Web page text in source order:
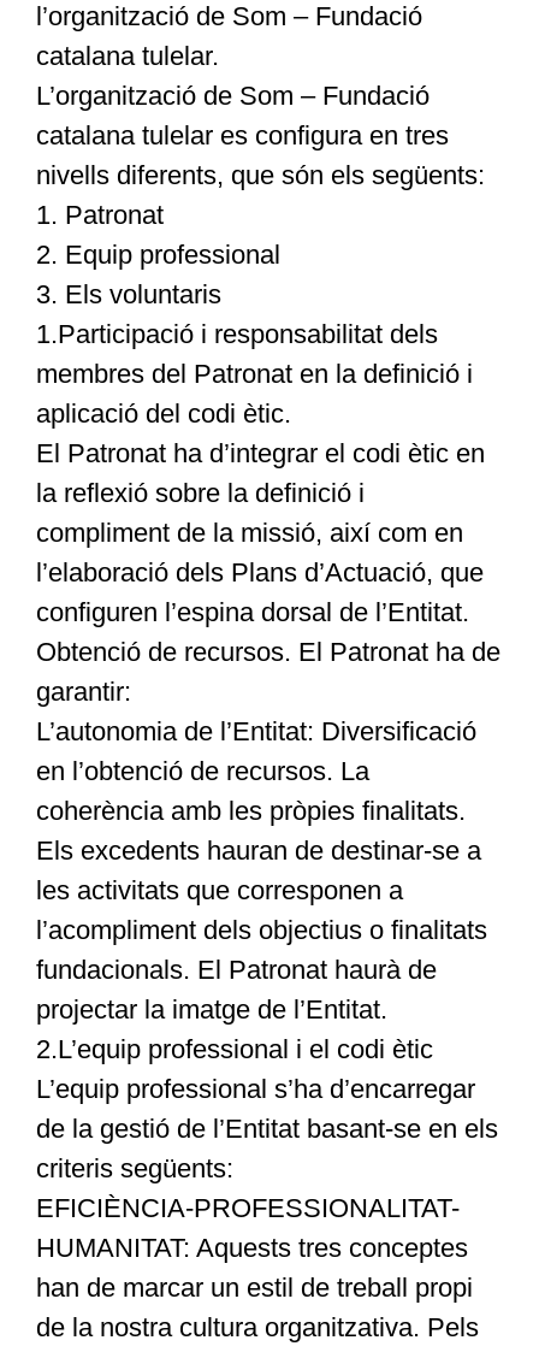
l’organització de Som – Fundació
catalana tulelar.
L’organització de Som – Fundació
catalana tulelar es configura en tres
nivells diferents, que són els següents:
1. Patronat
2. Equip professional
3. Els voluntaris
1.Participació i responsabilitat dels
membres del Patronat en la definició i
aplicació del codi ètic.
El Patronat ha d’integrar el codi ètic en
la reflexió sobre la definició i
compliment de la missió, així com en
l’elaboració dels Plans d’Actuació, que
configuren l’espina dorsal de l’Entitat.
Obtenció de recursos. El Patronat ha de
garantir:
L’autonomia de l’Entitat: Diversificació
en l’obtenció de recursos. La
coherència amb les pròpies finalitats.
Els excedents hauran de destinar-se a
les activitats que corresponen a
l’acompliment dels objectius o finalitats
fundacionals. El Patronat haurà de
projectar la imatge de l’Entitat.
2.L’equip professional i el codi ètic
L’equip professional s’ha d’encarregar
de la gestió de l’Entitat basant-se en els
criteris següents:
EFICIÈNCIA-PROFESSIONALITAT-
HUMANITAT: Aquests tres conceptes
han de marcar un estil de treball propi
de la nostra cultura organitzativa. Pels